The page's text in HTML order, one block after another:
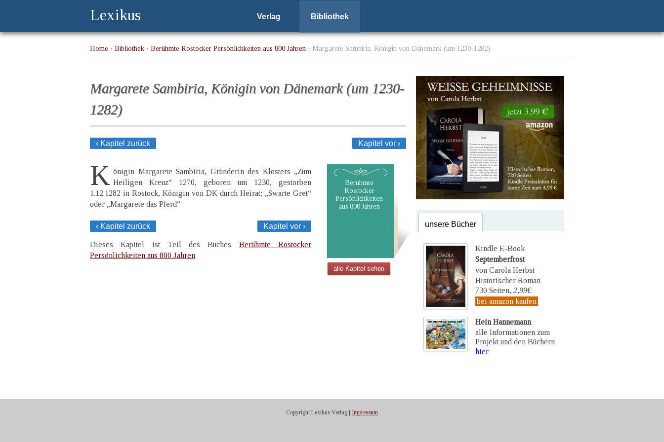
Lexikus Verlag Bibliothek
Home › Bibliothek › Berühmte Rostocker Persönlichkeiten aus 800 Jahren › Margarete Sambiria, Königin von Dänemark (um 1230-1282)
Margarete Sambiria, Königin von Dänemark (um 1230-
1282)
‹ Kapitel zurück Kapitel vor ›
K önigin Margarete Sambiria, Gründerin des Klosters „Zum
Heiligen Kreuz“ 1270, geboren um 1230, gestorben
1.12.1282 in Rostock, Königin von DK durch Heirat; „Swarte Gret“
oder „Margarete das Pferd“
‹ Kapitel zurück Kapitel vor ›
Dieses Kapitel ist Teil des Buches Berühmte Rostocker
Persönlichkeiten aus 800 Jahren
Berühmte
Rostocker
Persönlichkeiten
aus 800 Jahren
alle Kapitel sehen
unsere Bücher
Kindle E-Book
Septemberfrost
von Carola Herbst
Historischer Roman
730 Seiten, 2,99€
bei amazon kaufen
Hein Hannemann
alle Informationen zum
Projekt und den Büchern
hier
Copyright Lexikus Verlag | Impressum